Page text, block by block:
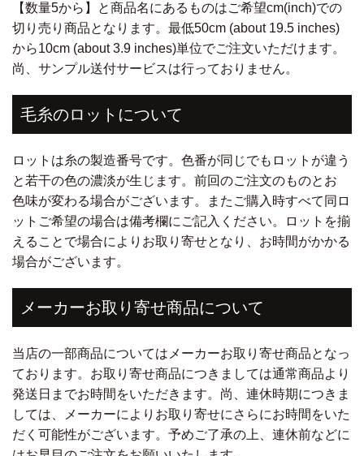
【数量5から】と商品名にあるものはご希望cm(inch)での
切り売り商品となります。最低50cm (about 19.5 inches)
から10cm (about 3.9 inches)単位でご注文いただけます。
尚、サンプル送付サービスは行っておりません。
毛糸のロットについて
ロットは糸の製造番号です。色番が同じでもロットが違う
と若干の色の濃淡が生じます。前回のご注文のものとお
色味が変わる場合がございます。またご購入時すべて同ロ
ットご希望の場合は備考欄にご記入ください。ロットを揃
えることで場合によりお取り寄せとなり、お時間がかかる
場合がございます。
メーカーお取り寄せ商品について
当店の一部商品についてはメーカーお取り寄せ商品となっ
ております。お取り寄せ商品につきましては通常商品より
発送日までお時間をいただきます。尚、連休時期につきま
しては、メーカーによりお取り寄せにさらにお時間をいた
だく可能性がございます。予めご了承の上、連休前などに